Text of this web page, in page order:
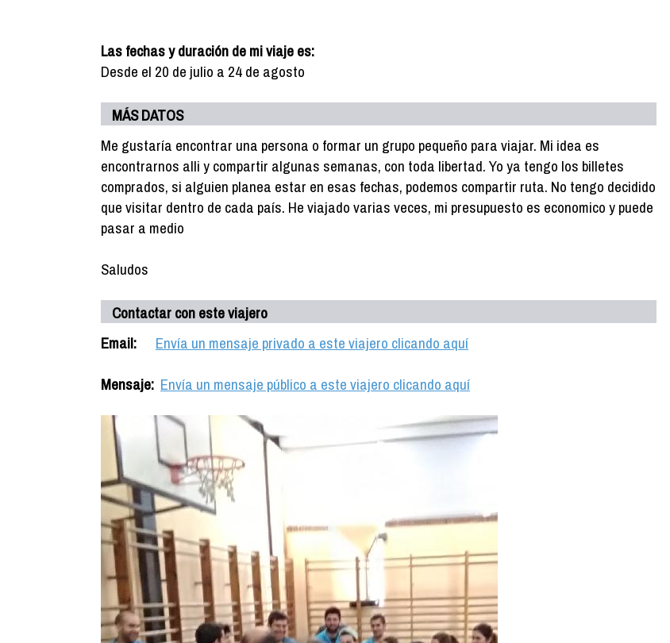
Las fechas y duración de mi viaje es:
Desde el 20 de julio a 24 de agosto
MÁS DATOS
Me gustaría encontrar una persona o formar un grupo pequeño para viajar. Mi idea es
encontrarnos alli y compartir algunas semanas, con toda libertad. Yo ya tengo los billetes
comprados, si alguien planea estar en esas fechas, podemos compartir ruta. No tengo decidido
que visitar dentro de cada país. He viajado varias veces, mi presupuesto es economico y puede
pasar a medio
Saludos
Contactar con este viajero
Email:
Envía un mensaje privado a este viajero clicando aquí
Mensaje: Envía un mensaje público a este viajero clicando aquí